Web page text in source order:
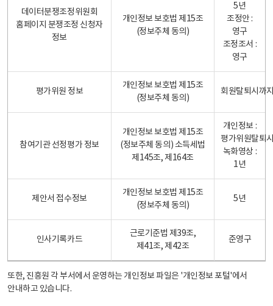
데이터분쟁조정위원회
홈페이지 분쟁조정 신청자
정보
개인정보 보호법 제15조
(정보주체 동의)
5년
조정안 :
영구
조정조서 :
영구
평가위원 정보
개인정보 보호법 제15조
(정보주체 동의)
회원탈퇴시까
참여기관 선정평가 정보
개인정보 보호법 제15조
(정보주체 동의) 소득세법
제145조, 제164조
개인정보 :
평가위원탈퇴
녹화영상 :
1년
제안서 접수정보
개인정보 보호법 제15조
(정보주체 동의)
5년
인사기록카드
근로기준법 제39조,
제41조, 제42조
준영구
또한, 진흥원 각 부서에서 운영하는 개인정보 파일은 '개인정보 포털'에서
안내하고 있습니다.